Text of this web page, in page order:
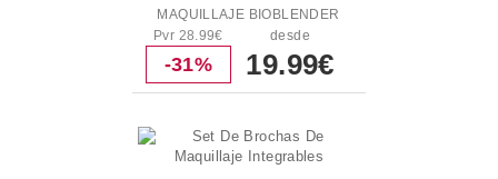
MAQUILLAJE BIOBLENDER
Pvr 28.99€
-31%
desde
19.99€